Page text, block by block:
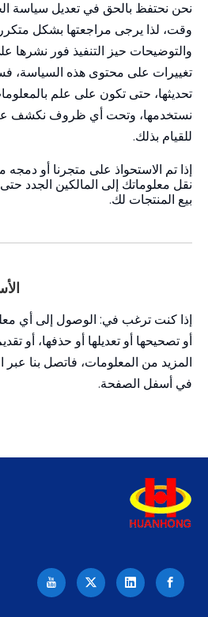
نحن نحتفظ بالحق في تعديل سياسة
وقت، لذا يرجى مراجعتها بشكل
والتوضيحات حيز التنفيذ فور نشرها
تغييرات على محتوى هذه السياسة،
تحديثها، حتى تكون على علم
نستخدمها، وتحت أي ظروف نكشف
للقيام بذلك.
إذا تم الاستحواذ على متجرنا أو
نقل معلوماتك إلى المالكين الجدد
بيع المنتجات لك.
إذا كنت ترغب في: الوصول إلى أي
أو تصحيحها أو تعديلها أو حذفها، أو
المزيد من المعلومات، فاتصل بنا عبر
في أسفل الصفحة.